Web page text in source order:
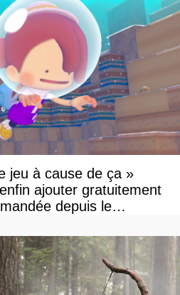
jeu à cause de ça »
ajouter gratuitement
depuis le